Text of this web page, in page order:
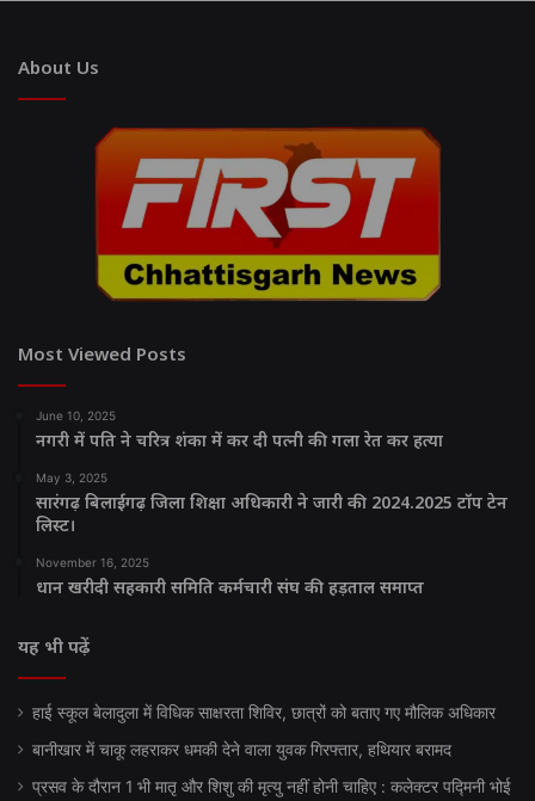
About Us
Most Viewed Posts
June 10, 2025
नगरी में पति ने चरित्र शंका में कर दी पत्नी की गला रेत कर हत्या
May 3, 2025
सारंगढ़ बिलाईगढ़ जिला शिक्षा अधिकारी ने जारी की 2024.2025 टॉप टेन
लिस्ट।
November 16, 2025
धान खरीदी सहकारी समिति कर्मचारी संघ की हड़ताल समाप्त
यह भी पढ़ें
हाई स्कूल बेलादुला में विधिक साक्षरता शिविर, छात्रों को बताए गए मौलिक अधिकार
बानीखार में चाकू लहराकर धमकी देने वाला युवक गिरफ्तार, हथियार बरामद
प्रसव के दौरान 1 भी मातृ और शिशु की मृत्यु नहीं होनी चाहिए : कलेक्टर पद्मिनी भोई